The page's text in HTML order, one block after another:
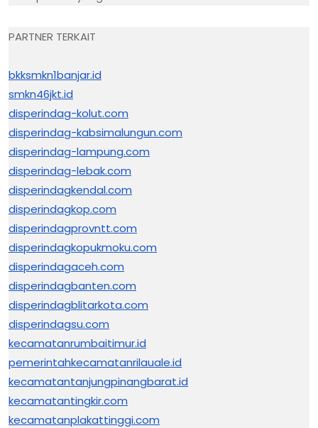
PARTNER TERKAIT
bkksmkn1banjar.id
smkn46jkt.id
disperindag-kolut.com
disperindag-kabsimalungun.com
disperindag-lampung.com
disperindag-lebak.com
disperindagkendal.com
disperindagkop.com
disperindagprovntt.com
disperindagkopukmoku.com
disperindagaceh.com
disperindagbanten.com
disperindagblitarkota.com
disperindagsu.com
kecamatanrumbaitimur.id
pemerintahkecamatanrilauale.id
kecamatantanjungpinangbarat.id
kecamatantingkir.com
kecamatanplakattinggi.com